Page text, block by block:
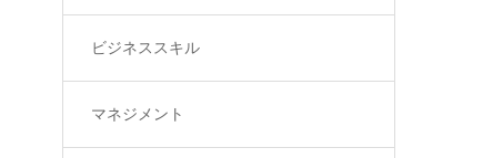
ビジネススキル
マネジメント